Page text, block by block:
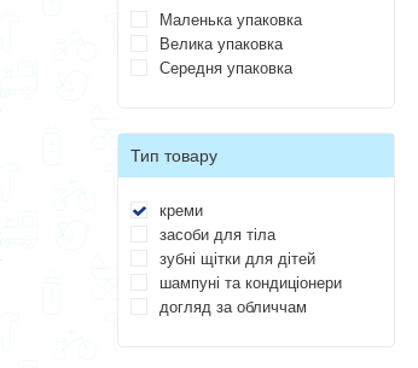
Маленька упаковка
Велика упаковка
Середня упаковка
Тип товару
креми
засоби для тіла
зубні щітки для дітей
шампуні та кондиціонери
догляд за обличчам